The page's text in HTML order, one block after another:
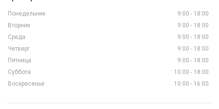
Понедельник
9:00 - 18:00
Вторник
9:00 - 18:00
Среда
9:00 - 18:00
Четверг
9:00 - 18:00
Пятница
9:00 - 18:00
Суббота
10:00 - 18:00
Воскресенье
10:00 - 16:00